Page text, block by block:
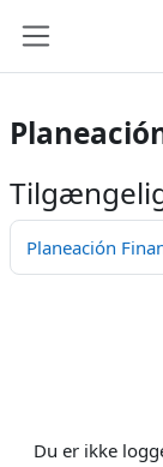
Planeación
Du er ikke